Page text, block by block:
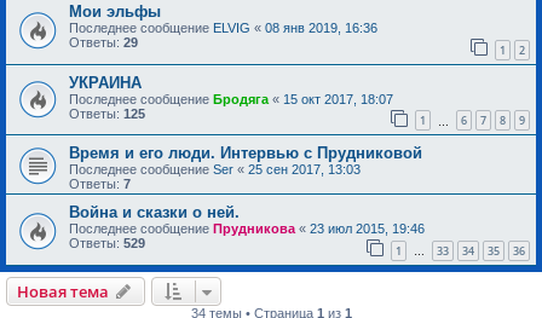
Мои эльфы
Последнее сообщение ELVIG « 08 янв 2019, 16:36
Ответы: 29 1 2
УКРАИНА
Последнее сообщение Бродяга « 15 окт 2017, 18:07
Ответы: 125 1 6 7 8 9
Время и его люди. Интервью с Прудниковой
Последнее сообщение Ser « 25 сен 2017, 13:03
Ответы: 7
Война и сказки о ней.
Последнее сообщение Прудникова « 23 июл 2015, 19:46
Ответы: 529 1 … 33 34 35 36
Новая тема
34 темы • Страница 1 из 1